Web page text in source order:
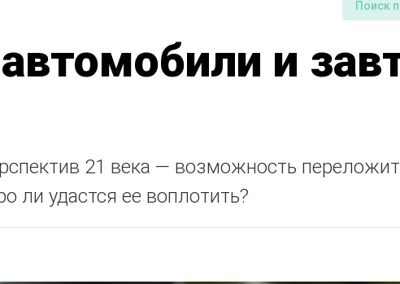
и
21 века — возможность
ли удастся ее воплотить?